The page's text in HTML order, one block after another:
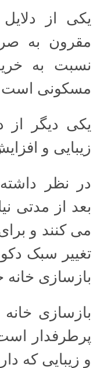
یکی از
مقرون به
نسبت به
مسکونی است
یکی دیگر از
زیبایی و
در نظر
بعد از مدتی
می کنند و
تغییر سبک
بازسازی خانه
بازسازی
پرطرفدار
و زیبایی که